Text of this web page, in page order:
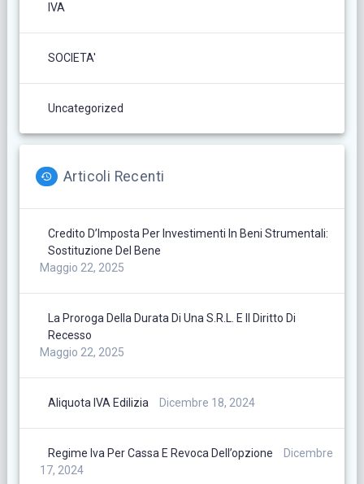
IVA
SOCIETA'
Uncategorized
Articoli Recenti
Credito D’Imposta Per Investimenti In Beni Strumentali:
Sostituzione Del Bene
Maggio 22, 2025
La Proroga Della Durata Di Una S.r.l. E Il Diritto Di
Recesso
Maggio 22, 2025
Aliquota IVA Edilizia Dicembre 18, 2024
Regime Iva Per Cassa E Revoca Dell’opzione
Dicembre
17, 2024